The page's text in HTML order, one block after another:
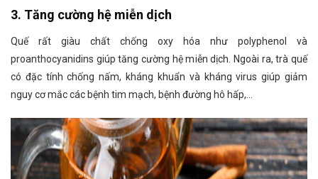
3. Tăng cường hệ miễn dịch
Quế rất giàu chất chống oxy hóa như polyphenol và
proanthocyanidins giúp tăng cường hệ miễn dịch. Ngoài ra, trà quế
có đặc tính chống nấm, kháng khuẩn và kháng virus giúp giảm
nguy cơ mắc các bệnh tim mạch, bệnh đường hô hấp,…